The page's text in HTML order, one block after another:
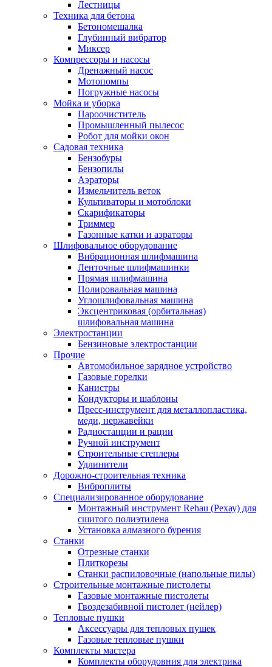
Лестницы
Техника для бетона
Бетономешалка
Глубинный вибратор
Миксер
Компрессоры и насосы
Дренажный насос
Мотопомпы
Погружные насосы
Мойка и уборка
Пароочиститель
Промышленный пылесос
Робот для мойки окон
Садовая техника
Бензобуры
Бензопилы
Аэраторы
Измельчитель веток
Культиваторы и мотоблоки
Скарификаторы
Триммер
Газонные катки и аэраторы
Шлифовальное оборудование
Вибрационная шлифмашина
Ленточные шлифмашинки
Прямая шлифмашина
Полировальная машина
Углошлифовальная машина
Эксцентриковая (орбитальная)
шлифовальная машина
Электростанции
Бензиновые электростанции
Прочие
Автомобильное зарядное устройство
Газовые горелки
Канистры
Кондукторы и шаблоны
Пресс-инструмент для металлопластика,
меди, нержавейки
Радиостанции и рации
Ручной инструмент
Строительные степлеры
Удлинители
Дорожно-строительная техника
Виброплиты
Специализированное оборудование
Монтажный инструмент Rehau (Рехау) для
сшитого полиэтилена
Установка алмазного бурения
Станки
Отрезные станки
Плиткорезы
Станки распиловочные (напольные пилы)
Строительные монтажные пистолеты
Газовые монтажные пистолеты
Гвоздезабивной пистолет (нейлер)
Тепловые пушки
Аксессуары для тепловых пушек
Газовые тепловые пушки
Комплекты мастера
Комплекты оборудовния для электрика